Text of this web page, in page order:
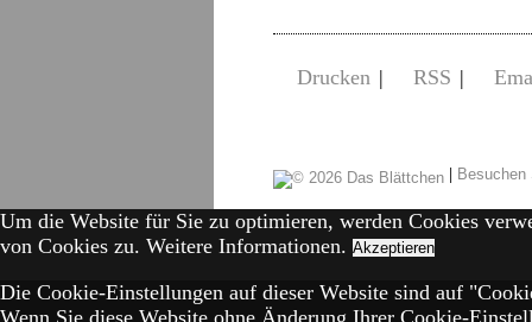
Drucken | RSS |
|
Um die Website für Sie zu optimieren, werden Cookies
von Cookies zu. Weitere Informationen. Akzeptieren
Die Cookie-Einstellungen auf dieser Website sind auf
Wenn Sie diese Website ohne Änderung Ihrer Cookie-